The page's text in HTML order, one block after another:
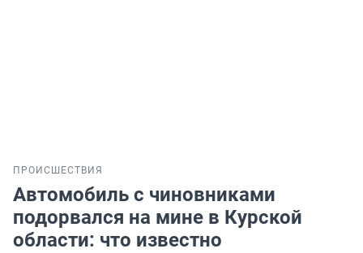
ПРОИСШЕСТВИЯ
Автомобиль с чиновниками
подорвался на мине в Курской
области: что известно